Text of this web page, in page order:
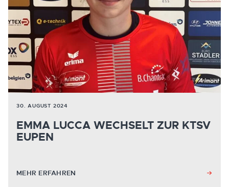
30. AUGUST 2024
EMMA LUCCA WECHSELT ZUR KTSV
EUPEN
MEHR ERFAHREN